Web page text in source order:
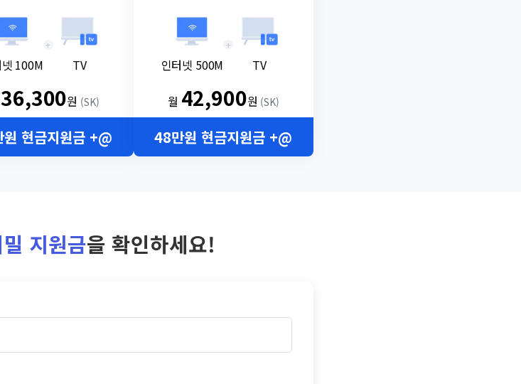
100M
+
TV
36,300원 (SK)
현금지원금 +@
인터넷 500M
+
TV
월 42,900원 (SK)
48만원 현금지원금 +@
지원금을 확인하세요!